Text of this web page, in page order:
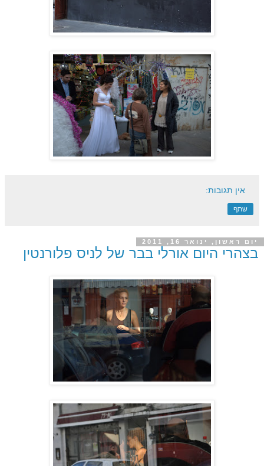
אין תגובות:
שתף
יום ראשון, ינואר 16, 2011
בצהרי היום אורלי בבר של לניס פלורנטין